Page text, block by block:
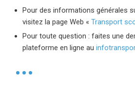
Pour des informations générales
visitez la page Web «Transport
Pour toute question : faites une
plateforme en ligne au
•